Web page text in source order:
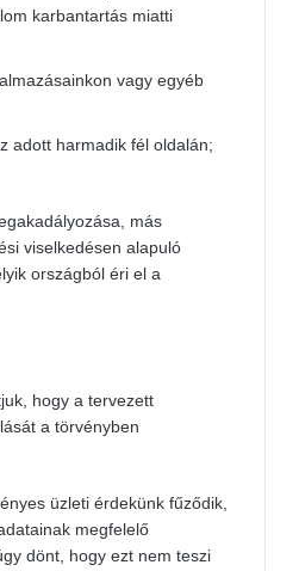
karbantartás miatti
vagy egyéb
adott harmadik fél oldalán;
más
viselkedésen alapuló
országból éri el a
hogy a tervezett
a törvényben
üzleti érdekünk fűződik,
megfelelő
dönt, hogy ezt nem teszi